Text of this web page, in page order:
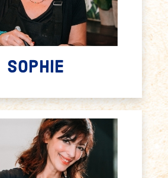
SOPHIE